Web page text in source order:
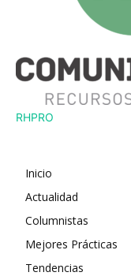
RHPRO
Inicio
Actualidad
Columnistas
Mejores Prácticas
Tendencias